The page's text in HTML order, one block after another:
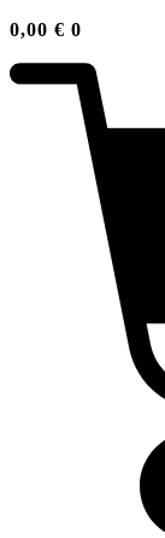
0,00 € 0